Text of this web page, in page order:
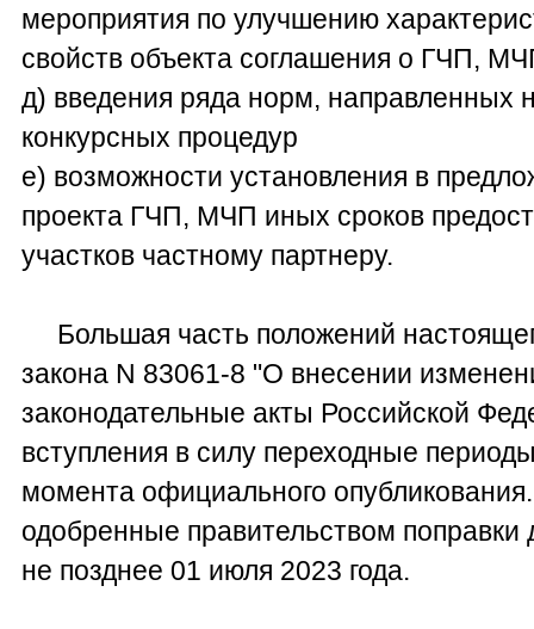
мероприятия по улучшению
свойств объекта соглашения о ГЧП,
д) введения ряда норм, направленных
конкурсных процедур
е) возможности установления в
проекта ГЧП, МЧП иных сроков
участков частному партнеру.
Большая часть положений
закона N 83061-8 "О внесении
законодательные акты Российской
вступления в силу переходные
момента официального
одобренные правительством поправки
не позднее 01 июля 2023 года.